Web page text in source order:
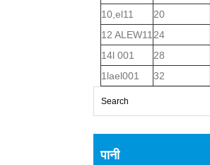
10,el11
20
12 ALEW11 24
14l 001
28
1lael001
32
पानी